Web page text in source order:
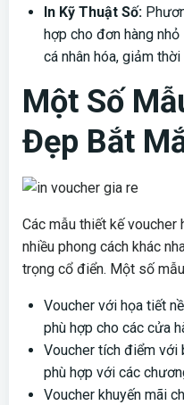
In Kỹ Thuật Số:
hợp cho đơn hàng
cá nhân hóa, giảm
Một Số
Đẹp Bắt
Các mẫu thiết kế
nhiều phong cách khác
trọng cổ điển. Một số
Voucher với họa tiết
phù hợp cho các cửa
Voucher tích điểm với
phù hợp với các
Voucher khuyến mãi